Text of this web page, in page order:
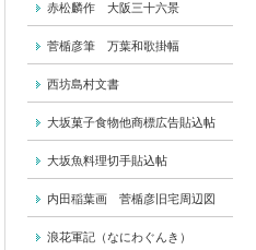
赤松麟作 大阪三十六景
菅楯彦筆 万葉和歌掛幅
西坊島村文書
大坂菓子食物他商標広告貼込帖
大坂魚料理切手貼込帖
内田稲葉画 菅楯彦旧宅周辺図
浪花軍記（なにわぐんき）